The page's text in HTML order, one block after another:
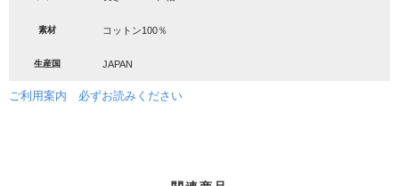
素材 コットン100％
生産国 JAPAN
ご利用案内 必ずお読みください